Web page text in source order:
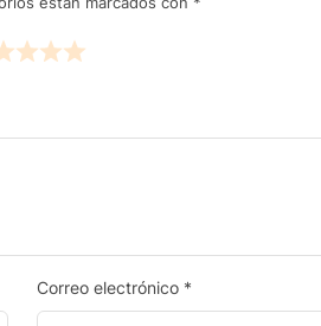
Correo electrónico *